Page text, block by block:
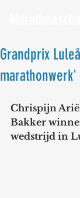
Grandprix
marathonwerk'
Chrispijn
Bakker
wedstrijd in